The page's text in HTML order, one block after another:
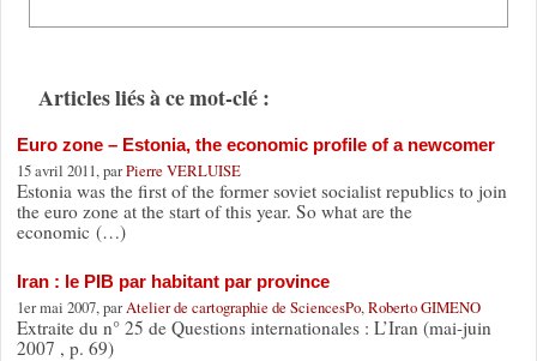
Articles liés à ce mot-clé :
Euro zone – Estonia, the economic profile of a newcomer
15 avril 2011, parPierre VERLUISE
Estonia was the first of the former soviet socialist republics to join
the euro zone at the start of this year. So what are the
economic (…)
Iran : le PIB par habitant par province
1er mai 2007, parAtelier de cartographie de SciencesPo, Roberto GIMENO
Extraite du n° 25 de Questions internationales : L’Iran (mai-juin
2007 , p. 69)